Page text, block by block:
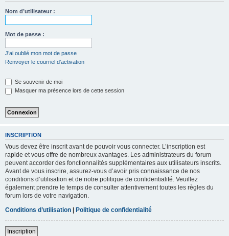
Nom d’utilisateur :
Mot de passe :
J’ai oublié mon mot de passe
Renvoyer le courriel d’activation
Se souvenir de moi
Masquer ma présence lors de cette session
INSCRIPTION
Vous devez être inscrit avant de pouvoir vous connecter. L’inscription est
rapide et vous offre de nombreux avantages. Les administrateurs du forum
peuvent accorder des fonctionnalités supplémentaires aux utilisateurs inscrits.
Avant de vous inscrire, assurez-vous d’avoir pris connaissance de nos
conditions d’utilisation et de notre politique de confidentialité. Veuillez
également prendre le temps de consulter attentivement toutes les règles du
forum lors de votre navigation.
Conditions d’utilisation
Politique de confidentialité
Inscription